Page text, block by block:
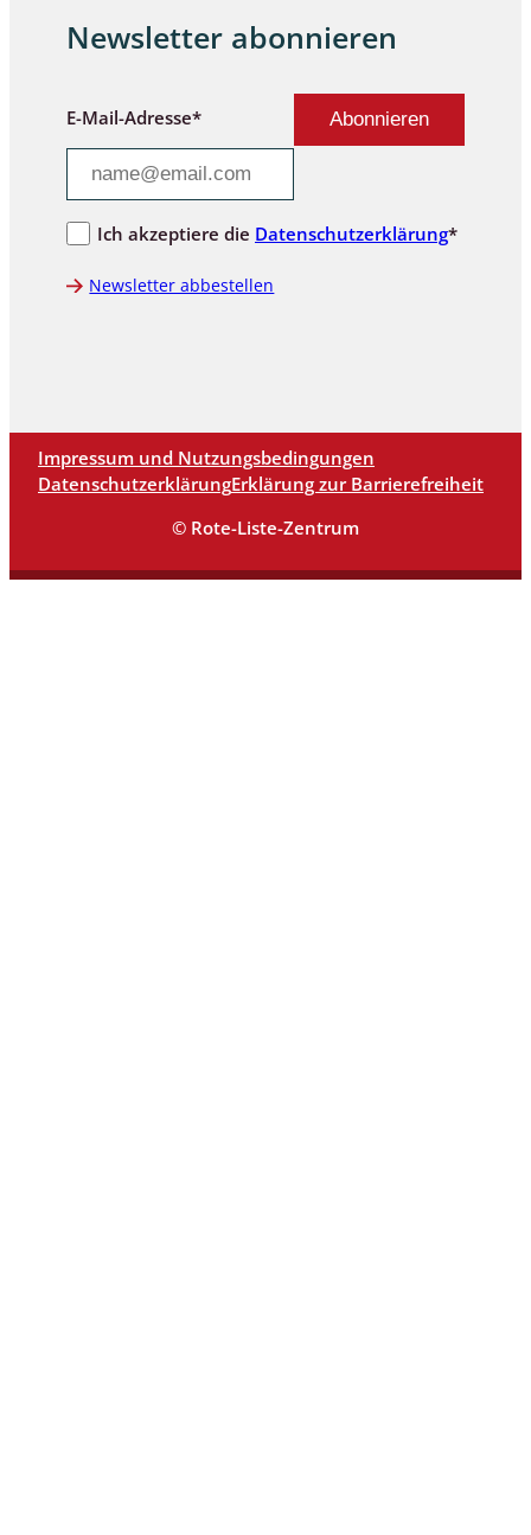
Newsletter abonnieren
E-Mail-Adresse*
Ich akzeptiere die Datenschutzerklärung*
Newsletter abbestellen
Impressum und Nutzungsbedingungen
DatenschutzerklärungErklärung zur Barrierefreiheit
© Rote-Liste-Zentrum